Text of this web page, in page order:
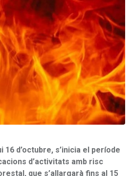
16 d’octubre, s’inicia el període
d’activitats amb risc
que s’allargarà fins al 15